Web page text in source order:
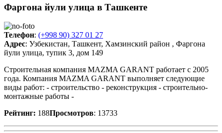
Фаргона йули улица в Ташкенте
Телефон: (+998 90) 327 01 27
Адрес: Узбекистан, Ташкент, Хамзинский район , Фаргона
йули улица, тупик 3, дом 149
Строительная компания MAZMA GARANT работает с 2005
года. Компания MAZMA GARANT выполняет следующие
виды работ: - строительство - реконструкция - строительно-
монтажные работы -
Рейтинг: 188Просмотров: 13733